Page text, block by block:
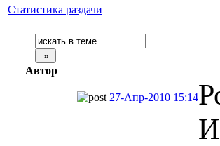
Статистика раздачи
Автор
27-Апр-2010 15:14